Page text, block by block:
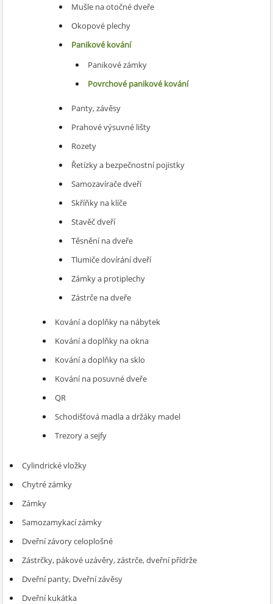
Mušle na otočné dveře
Okopové plechy
Panikové kování
Panikové zámky
Povrchové panikové kování
Panty, závěsy
Prahové výsuvné lišty
Rozety
Řetízky a bezpečnostní pojistky
Samozavírače dveří
Skříňky na klíče
Stavěč dveří
Těsnění na dveře
Tlumiče dovírání dveří
Zámky a protiplechy
Zástrče na dveře
Kování a doplňky na nábytek
Kování a doplňky na okna
Kování a doplňky na sklo
Kování na posuvné dveře
QR
Schodišťová madla a držáky madel
Trezory a sejfy
Cylindrické vložky
Chytré zámky
Zámky
Samozamykací zámky
Dveřní závory celoplošné
Zástrčky, pákové uzávěry, zástrče, dveřní přídrže
Dveřní panty, Dveřní závěsy
Dveřní kukátka